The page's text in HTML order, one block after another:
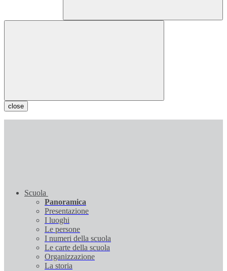
close
Scuola
Panoramica
Presentazione
I luoghi
Le persone
I numeri della scuola
Le carte della scuola
Organizzazione
La storia